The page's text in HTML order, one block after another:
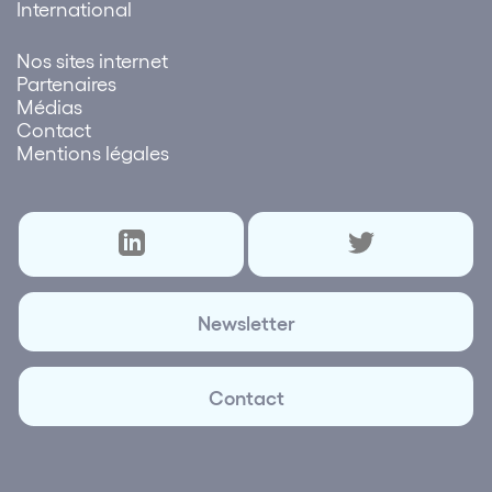
International
Nos sites internet
Partenaires
Médias
Contact
Mentions légales
Newsletter
Contact